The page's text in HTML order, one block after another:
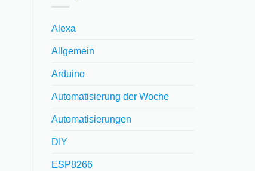
Alexa
Allgemein
Arduino
Automatisierung der Woche
Automatisierungen
DIY
ESP8266